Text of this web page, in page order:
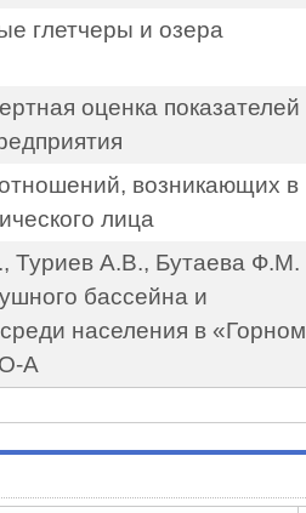
глетчеры и озера
оценка показателей
возникающих в
лица
Туриев А.В., Бутаева Ф.М.
бассейна и
населения в «Горном
А